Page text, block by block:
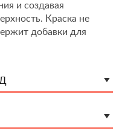
и создавая
Краска не
добавки для